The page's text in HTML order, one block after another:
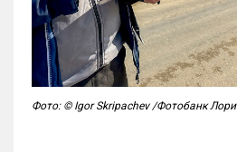
Фото: © Igor Skripachev /Фотобанк Лори